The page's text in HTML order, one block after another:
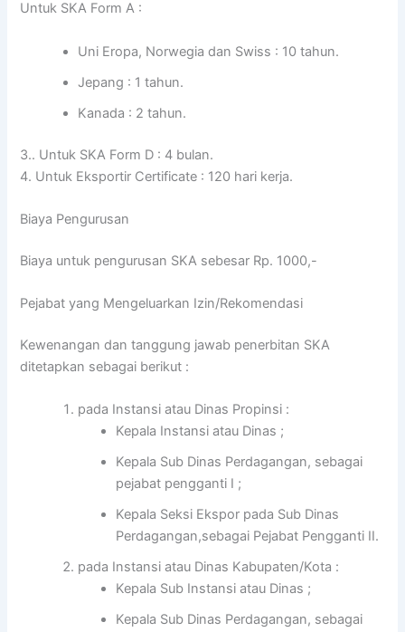
Untuk SKA Form A :
Uni Eropa, Norwegia dan Swiss : 10 tahun.
Jepang : 1 tahun.
Kanada : 2 tahun.
3.. Untuk SKA Form D : 4 bulan.
4. Untuk Eksportir Certificate : 120 hari kerja.
Biaya Pengurusan
Biaya untuk pengurusan SKA sebesar Rp. 1000,-
Pejabat yang Mengeluarkan Izin/Rekomendasi
Kewenangan dan tanggung jawab penerbitan SKA
ditetapkan sebagai berikut :
pada Instansi atau Dinas Propinsi :
Kepala Instansi atau Dinas ;
Kepala Sub Dinas Perdagangan, sebagai
pejabat pengganti I ;
Kepala Seksi Ekspor pada Sub Dinas
Perdagangan,sebagai Pejabat Pengganti II.
pada Instansi atau Dinas Kabupaten/Kota :
Kepala Sub Instansi atau Dinas ;
Kepala Sub Dinas Perdagangan, sebagai